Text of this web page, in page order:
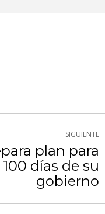
SIGUIENTE
plan para
días de su
gobierno